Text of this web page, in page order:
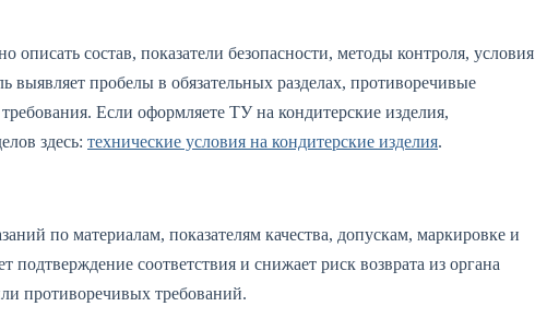
состав, показатели безопасности, методы контроля, условия
выявляет пробелы в обязательных разделах, противоречивые
Если оформляете ТУ на кондитерские изделия,
здесь: технические условия на кондитерские изделия.
по материалам, показателям качества, допускам, маркировке и
подтверждение соответствия и снижает риск возврата из органа
противоречивых требований.